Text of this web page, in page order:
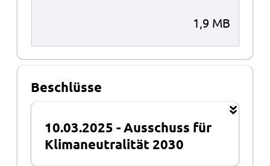
1,9 MB
Beschlüsse
10.03.2025 -Ausschuss für
Klimaneutralität 2030